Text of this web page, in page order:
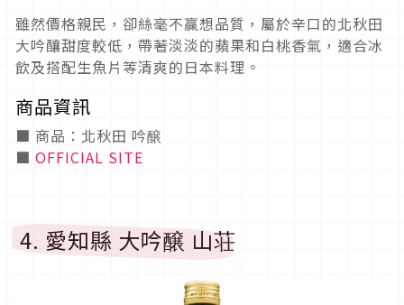
雖然價格親民，卻絲毫不贏想品質，屬於辛口的北秋田
大吟釀甜度較低，帶著淡淡的蘋果和白桃香氣，適合冰
飲及搭配生魚片等清爽的日本料理。
商品資訊
■ 商品：北秋田 吟醸
■ OFFICIAL SITE
4. 愛知縣 大吟醸 山荘